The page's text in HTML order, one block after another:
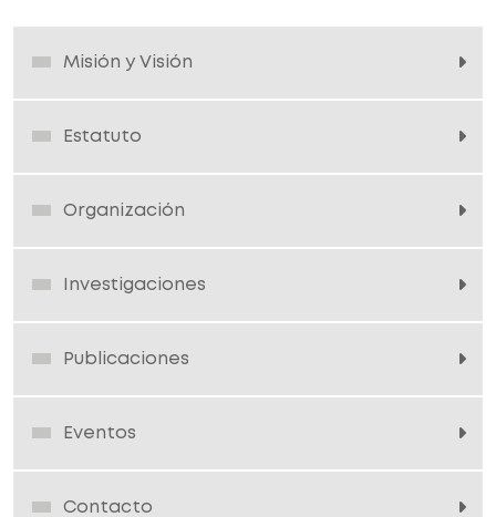
Misión y Visión
Estatuto
Organización
Investigaciones
Publicaciones
Eventos
Contacto